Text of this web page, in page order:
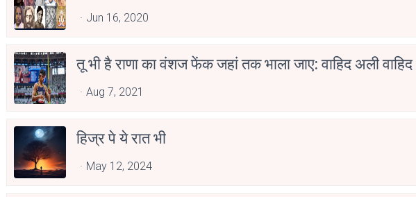
Jun 16, 2020
तू भी है राणा का वंशज फेंक जहां तक भाला जाए: वाहिद अली वाहिद
Aug 7, 2021
हिज्र पे ये रात भी
May 12, 2024